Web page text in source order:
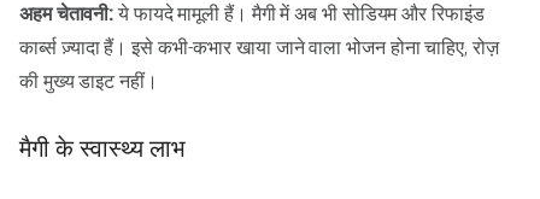
अहम चेतावनी: ये फायदे मामूली हैं। मैगी में अब भी सोडियम और रिफाइंड
कार्ब्स ज़्यादा हैं। इसे कभी-कभार खाया जाने वाला भोजन होना चाहिए, रोज़
की मुख्य डाइट नहीं।
मैगी के स्वास्थ्य लाभ